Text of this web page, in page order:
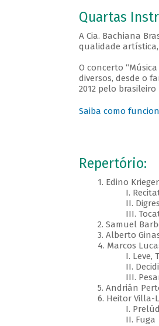
Quartas
A Cia. Bachiana
qualidade artística,
O concerto
diversos, desde o
2012 pelo brasileiro
Saiba como
Repertório:
1. Edino Krieger:
I. Recitativo
II. Digressões
III.
2. Samuel
3. Alberto
4. Marcos
I. Leve,
II.
III.
5. Andrián
6. Heitor Villa-
I.
II. Fuga